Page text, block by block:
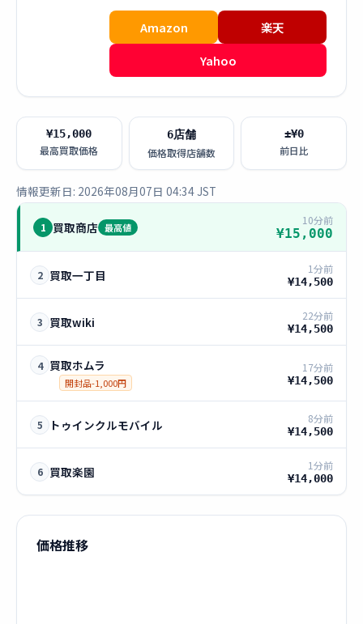
Amazon
楽天
Yahoo
¥15,000
最高買取価格
6店舗
価格取得店舗数
±¥0
前日比
情報更新日: 2026年08月07日 04:34 JST
1 買取商店 最高値
10分前
¥15,000
2 買取一丁目 1分前
¥14,500
3 買取wiki 22分前
¥14,500
4 買取ホムラ
開封品-1,000円
17分前
¥14,500
5 トゥインクルモバイル 8分前
¥14,500
6 買取楽園 1分前
¥14,000
価格推移